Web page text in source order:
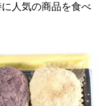
人気の商品を食べ